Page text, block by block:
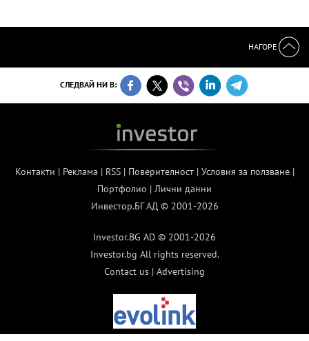
НАГОРЕ
СЛЕДВАЙ НИ В:
Контакти | Реклама | RSS| Поверителност| Условия за ползване|
Портфолио | Лични данни
Инвестор.БГ АД © 2001-2026
Investor.BG AD © 2001-2026
Investor.bg All rights reserved.
Contact us | Advertising